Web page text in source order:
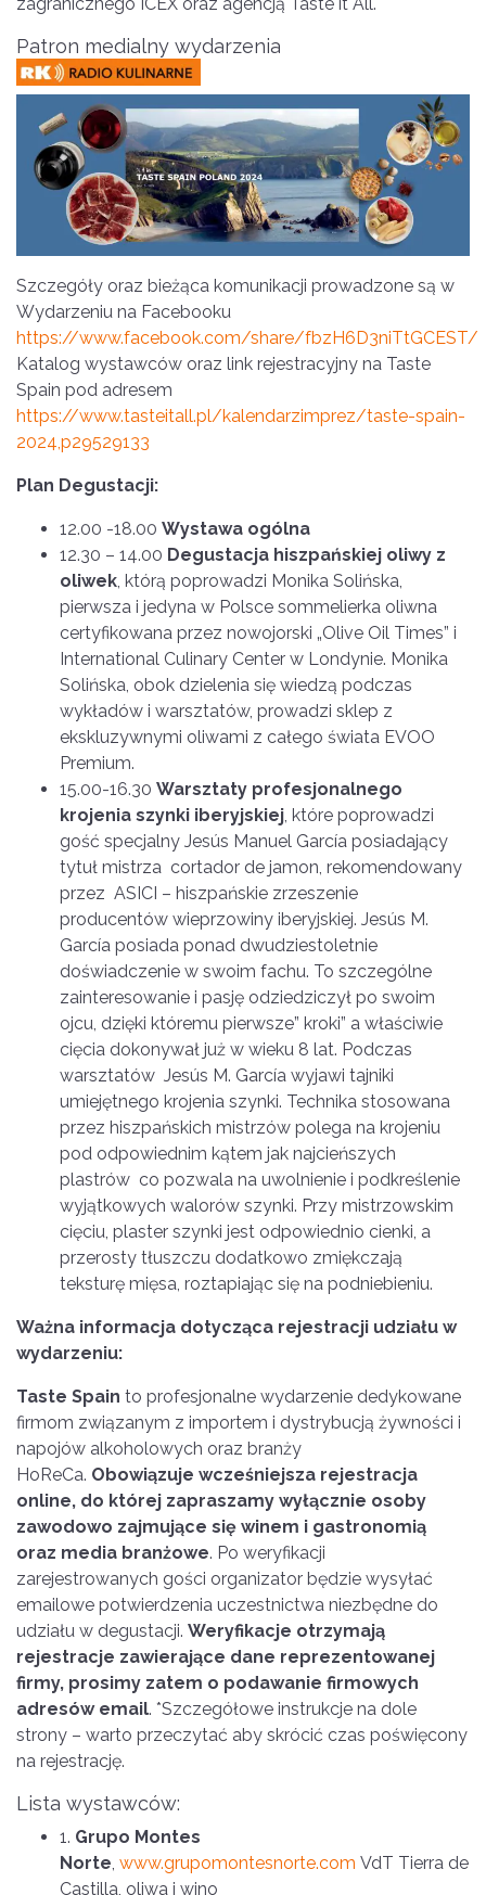
Patron medialny wydarzenia
Szczegóły oraz bieżąca komunikacji prowadzone są w
Wydarzeniu na Facebooku
https://www.facebook.com/share/fbzH6D3niTtGCEST/
Katalog wystawców oraz link rejestracyjny na Taste
Spain pod adresem
https://www.tasteitall.pl/kalendarzimprez/taste-spain-
2024,p29529133
Plan Degustacji:
12.00 -18.00 Wystawa ogólna
12.30 – 14.00 Degustacja hiszpańskiej oliwy z
oliwek, którą poprowadzi Monika Solińska,
pierwsza i jedyna w Polsce sommelierka oliwna
certyfikowana przez nowojorski „Olive Oil Times” i
International Culinary Center w Londynie. Monika
Solińska, obok dzielenia się wiedzą podczas
wykładów i warsztatów, prowadzi sklep z
ekskluzywnymi oliwami z całego świata EVOO
Premium.
15.00-16.30 Warsztaty profesjonalnego
krojenia szynki iberyjskiej, które poprowadzi
gość specjalny Jesús Manuel García posiadający
tytuł mistrza cortador de jamon, rekomendowany
przez ASICI – hiszpańskie zrzeszenie
producentów wieprzowiny iberyjskiej. Jesús M.
García posiada ponad dwudziestoletnie
doświadczenie w swoim fachu. To szczególne
zainteresowanie i pasję odziedziczył po swoim
ojcu, dzięki któremu pierwsze” kroki” a właściwie
cięcia dokonywał już w wieku 8 lat. Podczas
warsztatów Jesús M. García wyjawi tajniki
umiejętnego krojenia szynki. Technika stosowana
przez hiszpańskich mistrzów polega na krojeniu
pod odpowiednim kątem jak najcieńszych
plastrów co pozwala na uwolnienie i podkreślenie
wyjątkowych walorów szynki. Przy mistrzowskim
cięciu, plaster szynki jest odpowiednio cienki, a
przerosty tłuszczu dodatkowo zmiękczają
teksturę mięsa, roztapiając się na podniebieniu.
Ważna informacja dotycząca rejestracji udziału w
wydarzeniu:
Taste Spain to profesjonalne wydarzenie dedykowane
firmom związanym z importem i dystrybucją żywności i
napojów alkoholowych oraz branży
HoReCa. Obowiązuje wcześniejsza rejestracja
online, do której zapraszamy wyłącznie osoby
zawodowo zajmujące się winem i gastronomią
oraz media branżowe. Po weryfikacji
zarejestrowanych gości organizator będzie wysyłać
emailowe potwierdzenia uczestnictwa niezbędne do
udziału w degustacji. Weryfikacje otrzymają
rejestracje zawierające dane reprezentowanej
firmy, prosimy zatem o podawanie firmowych
adresów email. *Szczegółowe instrukcje na dole
strony – warto przeczytać aby skrócić czas poświęcony
na rejestrację.
Lista wystawców:
1. Grupo Montes
Norte, www.grupomontesnorte.com VdT Tierra de
Castilla, oliwa i wino